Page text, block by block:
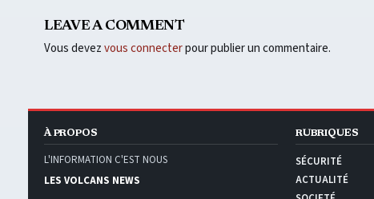
LEAVE A COMMENT
Vous devezvous connecterpour publier un commentaire.
À PROPOS
L'INFORMATION C'EST NOUS
LES VOLCANS NEWS
RUBRIQUES
SÉCURITÉ
ACTUALITÉ